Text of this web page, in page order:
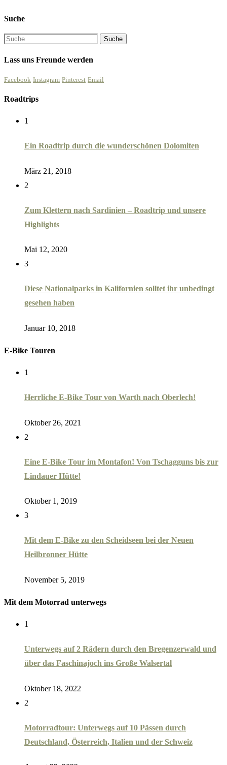
Suche
Lass uns Freunde werden
Facebook Instagram Pinterest Email
Roadtrips
1
Ein Roadtrip durch die wunderschönen Dolomiten
März 21, 2018
2
Zum Klettern nach Sardinien – Roadtrip und unsere
Highlights
Mai 12, 2020
3
Diese Nationalparks in Kalifornien solltet ihr unbedingt
gesehen haben
Januar 10, 2018
E-Bike Touren
1
Herrliche E-Bike Tour von Warth nach Oberlech!
Oktober 26, 2021
2
Eine E-Bike Tour im Montafon! Von Tschagguns bis zur
Lindauer Hütte!
Oktober 1, 2019
3
Mit dem E-Bike zu den Scheidseen bei der Neuen
Heilbronner Hütte
November 5, 2019
Mit dem Motorrad unterwegs
1
Unterwegs auf 2 Rädern durch den Bregenzerwald und
über das Faschinajoch ins Große Walsertal
Oktober 18, 2022
2
Motorradtour: Unterwegs auf 10 Pässen durch
Deutschland, Österreich, Italien und der Schweiz